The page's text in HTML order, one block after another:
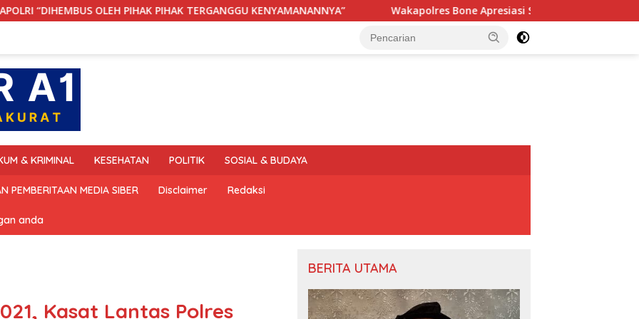
PIHAK PIHAK TERGANGGU KENYAMANANNYA” Wakapolres Bone Apresiasi Suksesnya Turnamen Beramal Cup PBVSI
& KRIMINAL KESEHATAN POLITIK SOSIAL & BUDAYA
PEMBERITAAN MEDIA SIBER Disclaimer Redaksi
anda
Kasat Lantas Polres
BERITA UTAMA